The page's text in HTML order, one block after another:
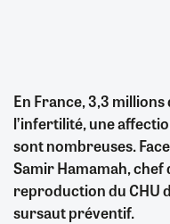
En France, 3,3
l’infertilité, une
sont nombreuses.
Samir Hamamah, chef
reproduction du CHU
sursaut préventif.